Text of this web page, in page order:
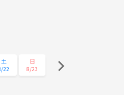
土
22
日
8/23